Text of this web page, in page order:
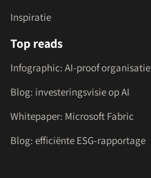
Inspiratie
Top reads
Infographic: AI-proof organisatie
Blog: investeringsvisie op AI
Whitepaper: Microsoft Fabric
Blog: efficiënte ESG-rapportage